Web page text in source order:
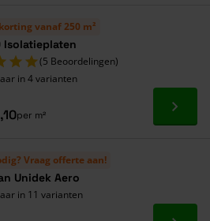
vanaf 250 m²
Isolatieplaten
(5 Beoordelingen)
in 4 varianten
per m² Ga
Vraag offerte aan!
Unidek Aero
in 11 varianten